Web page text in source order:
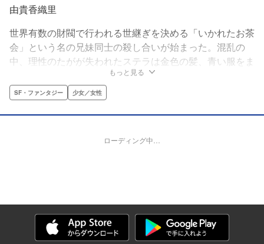
由貴香織里
世界有数の財閥で行われる世継ぎを決める「いかれたお茶
会」という名の兄妹同士の殺し合いが始まった。混乱の
中、理性のたがが失われたステラは金色の髪、青い服をま
とった美しき少女に変身して――!?
もっと見る
SF・ファンタジー 少女／女性
ローディング中…